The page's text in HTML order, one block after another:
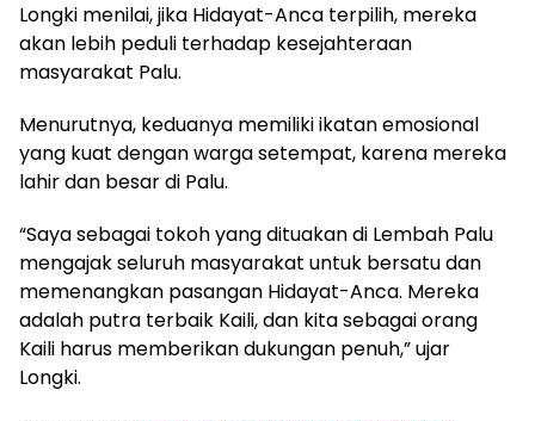
Longki menilai, jika Hidayat-Anca terpilih, mereka
akan lebih peduli terhadap kesejahteraan
masyarakat Palu.
Menurutnya, keduanya memiliki ikatan emosional
yang kuat dengan warga setempat, karena mereka
lahir dan besar di Palu.
“Saya sebagai tokoh yang dituakan di Lembah Palu
mengajak seluruh masyarakat untuk bersatu dan
memenangkan pasangan Hidayat-Anca. Mereka
adalah putra terbaik Kaili, dan kita sebagai orang
Kaili harus memberikan dukungan penuh,” ujar
Longki.